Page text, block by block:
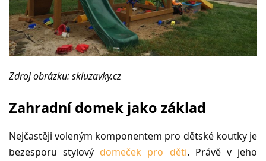
Zdroj obrázku: skluzavky.cz
Zahradní domek jako základ
Nejčastěji voleným komponentem pro dětské koutky je
bezesporu stylový domeček pro děti. Právě v jeho